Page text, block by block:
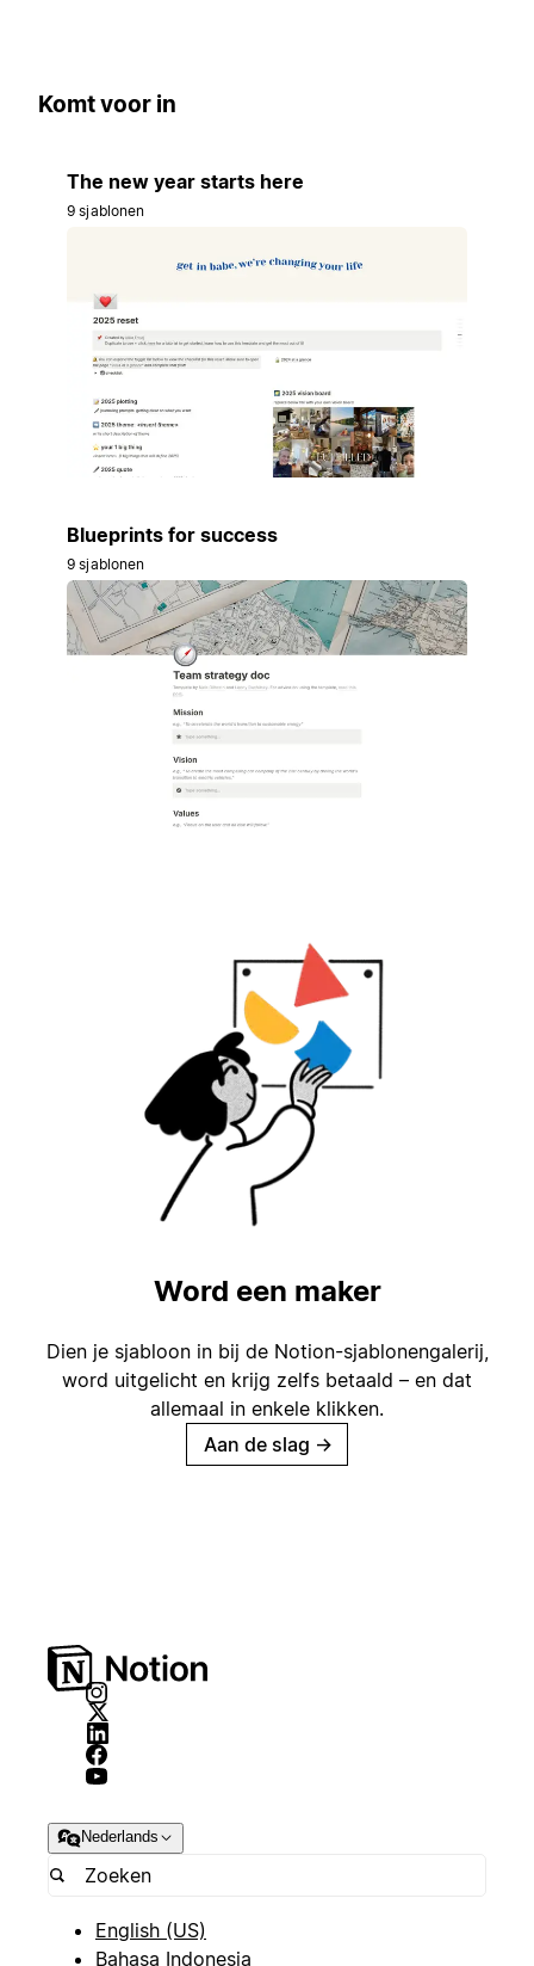
Komt voor in
The new year starts here
9 sjablonen
Blueprints for success
9 sjablonen
Word een maker
Dien je sjabloon in bij de Notion-sjablonengalerij,
word uitgelicht en krijg zelfs betaald – en dat
allemaal in enkele klikken.
Aan de slag →
Nederlands
English (US)
Bahasa Indonesia